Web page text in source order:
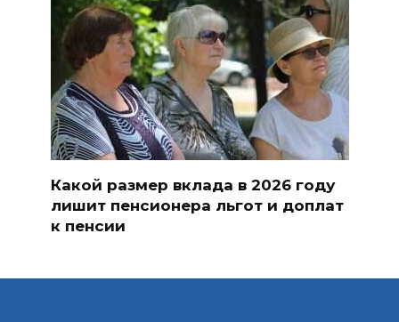
Какой размер вклада в 2026 году
лишит пенсионера льгот и доплат
к пенсии